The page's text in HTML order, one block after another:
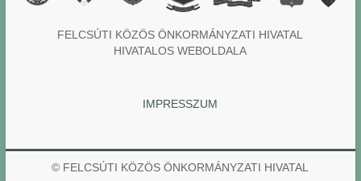
FELCSÚTI KÖZÖS ÖNKORMÁNYZATI HIVATAL
HIVATALOS WEBOLDALA
IMPRESSZUM
© FELCSÚTI KÖZÖS ÖNKORMÁNYZATI HIVATAL